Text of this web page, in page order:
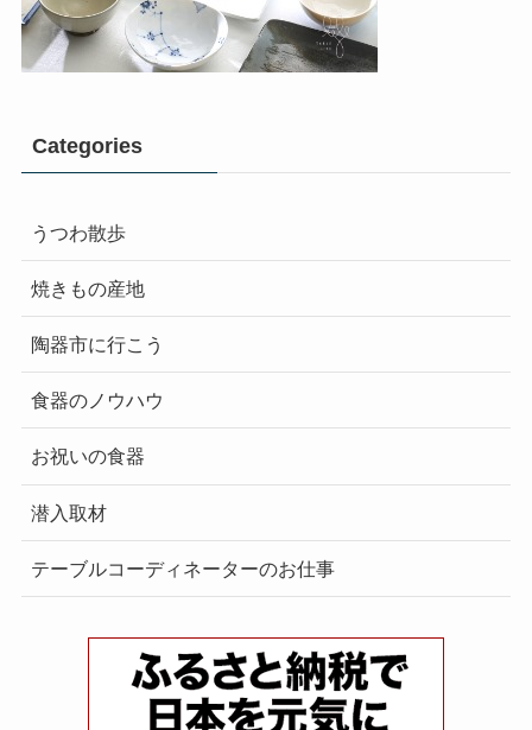
Categories
うつわ散歩
焼きもの産地
陶器市に行こう
食器のノウハウ
お祝いの食器
潜入取材
テーブルコーディネーターのお仕事